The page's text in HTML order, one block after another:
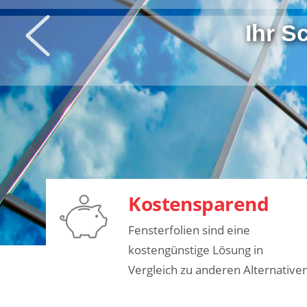
Ihr
Kostensparend
Fensterfolien sind eine
kostengünstige Lösung in
Vergleich zu anderen